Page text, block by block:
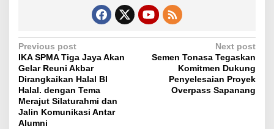
P
o
s
t
n
Previous post
IKA SPMA Tiga Jaya Akan
Gelar Reuni Akbar
Dirangkaikan Halal BI
Halal. dengan Tema
Merajut Silaturahmi dan
Jalin Komunikasi Antar
Alumni
Next post
Semen Tonasa Tegaskan
Komitmen Dukung
Penyelesaian Proyek
Overpass Sapanang